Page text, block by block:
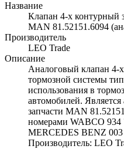
Название
Клапан 4-х контурный
MAN 81.52151.6094
Производитель
LEO Trade
Описание
Аналоговый клапан 4-
тормозной системы
использования в
автомобилей.
запчасти MAN
номерами WABCO 934
MERCEDES BENZ 003
Производитель: LEO